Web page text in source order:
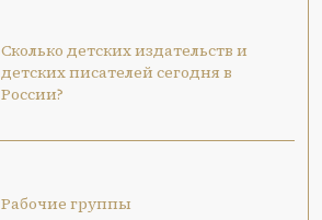
Сколько детских издательств и
детских писателей сегодня в
России?
Рабочие группы